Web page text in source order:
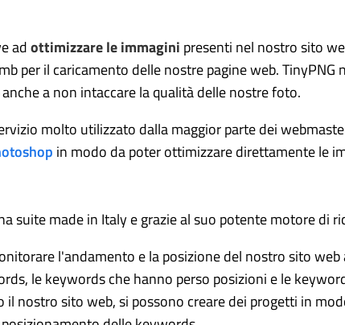
adottimizzare le immagini presenti nel nostro sito
per il caricamento delle nostre pagine web. TinyPNG
a non intaccare la qualità delle nostre foto.
molto utilizzato dalla maggior parte dei
in modo da poter ottimizzare direttamente le
suite made in Italy e grazie al suo potente motore di
l'andamento e la posizione del nostro sito
le keywords che hanno perso posizioni e le
il nostro sito web, si possono creare dei progetti in